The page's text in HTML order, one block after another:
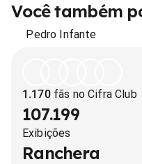
Você também
Pedro Infante
1.170fãs no Cifra Club
107.199
Exibições
Ranchera